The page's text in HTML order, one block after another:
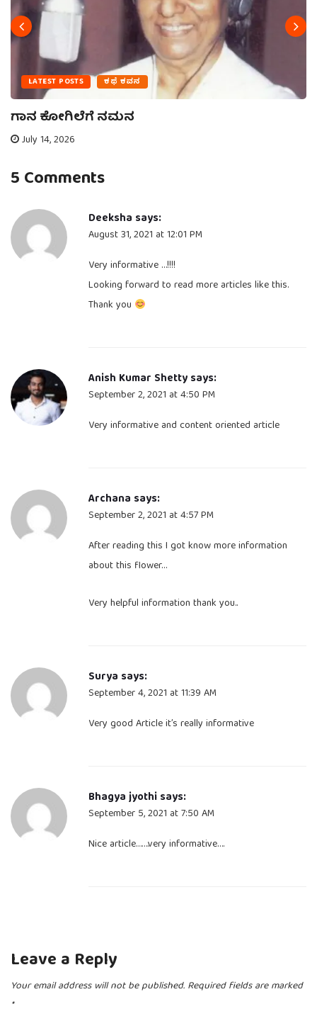
LATEST POSTS ಕಥೆ ಕವನ
ಗಾನ ಕೋಗಿಲೆಗೆ ನಮನ
July 14, 2026
5 Comments
Deeksha says:
August 31, 2021 at 12:01 PM
Very informative …!!!!
Looking forward to read more articles like this.
Thank you
Anish Kumar Shettysays:
September 2, 2021 at 4:50 PM
Very informative and content oriented article
Archana says:
September 2, 2021 at 4:57 PM
After reading this I got know more information
about this flower…
Very helpful information thank you..
Surya says:
September 4, 2021 at 11:39 AM
Very good Article it’s really informative
Bhagya jyothisays:
September 5, 2021 at 7:50 AM
Nice article…….very informative….
Leave a Reply
Your email address will not be published. Required fields are marked
*